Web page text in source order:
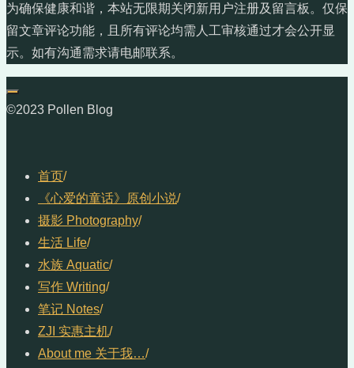
为确保健康和谐，本站无限期关闭新用户注册及留言板。仅保
留文章评论功能，且所有评论均需人工审核通过才会公开显
示。如有沟通需求请电邮联系。
©2023 Pollen Blog
首页/
《心爱的童话》原创小说/
摄影 Photography/
生活 Life/
水族 Aquatic/
写作 Writing/
笔记 Notes/
ZJI 实惠主机/
About me 关于我…/